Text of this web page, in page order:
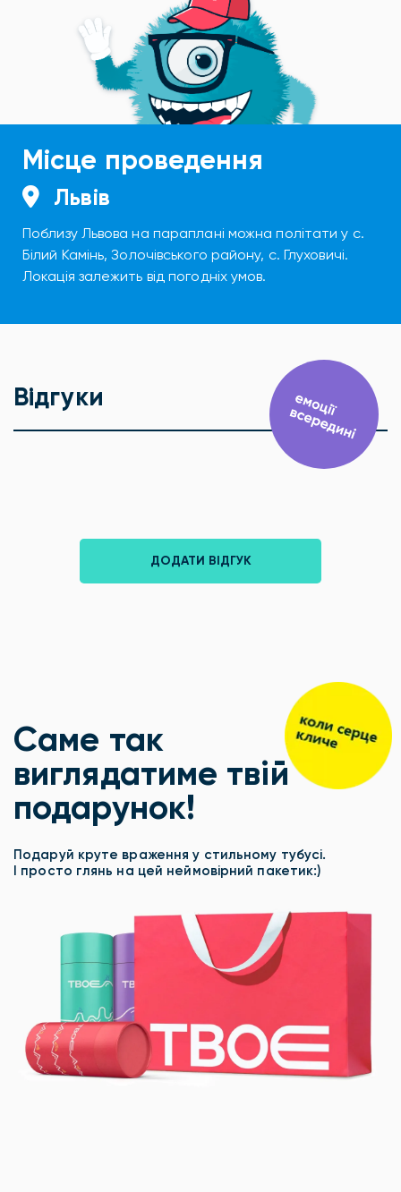
Місце проведення
Львів
Поблизу Львова на параплані можна політати у с.
Білий Камінь, Золочівського району, с. Глуховичі.
Локація залежить від погодніх умов.
Відгуки
ДОДАТИ ВІДГУК
Саме так
виглядатиме твій
подарунок!
Подаруй круте враження у стильному тубусі.
І просто глянь на цей неймовірний пакетик:)